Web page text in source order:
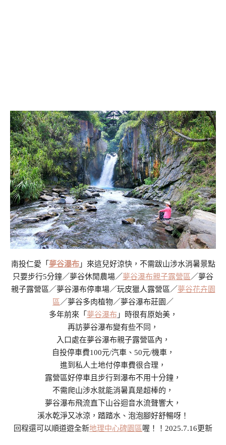
南投仁愛「 夢谷瀑布」來這兒好涼快，不需跋山涉水消暑景點
只要步行5分鐘／夢谷休閒農場／夢谷瀑布親子露營區／夢谷
親子露營區／夢谷瀑布停車場／玩皮獵人露營區／夢谷花卉園
區／夢谷多肉植物／夢谷瀑布莊園／
多年前來「 夢谷瀑布 」時很有原始美，
再訪夢谷瀑布變有些不同，
入口處在夢谷瀑布親子露營區內，
自投停車費100元/汽車、50元/機車，
進到私人土地付停車費很合理，
露營區好停車且步行到瀑布不用十分鐘，
不需爬山涉水就能消暑真是超棒的，
夢谷瀑布飛流直下山谷迴音水流聲響大，
溪水乾淨又冰涼，踏踏水、泡泡腳好舒暢呀！
回程還可以順道遊全新地理中心碑園區喔！！2025.7.16更新